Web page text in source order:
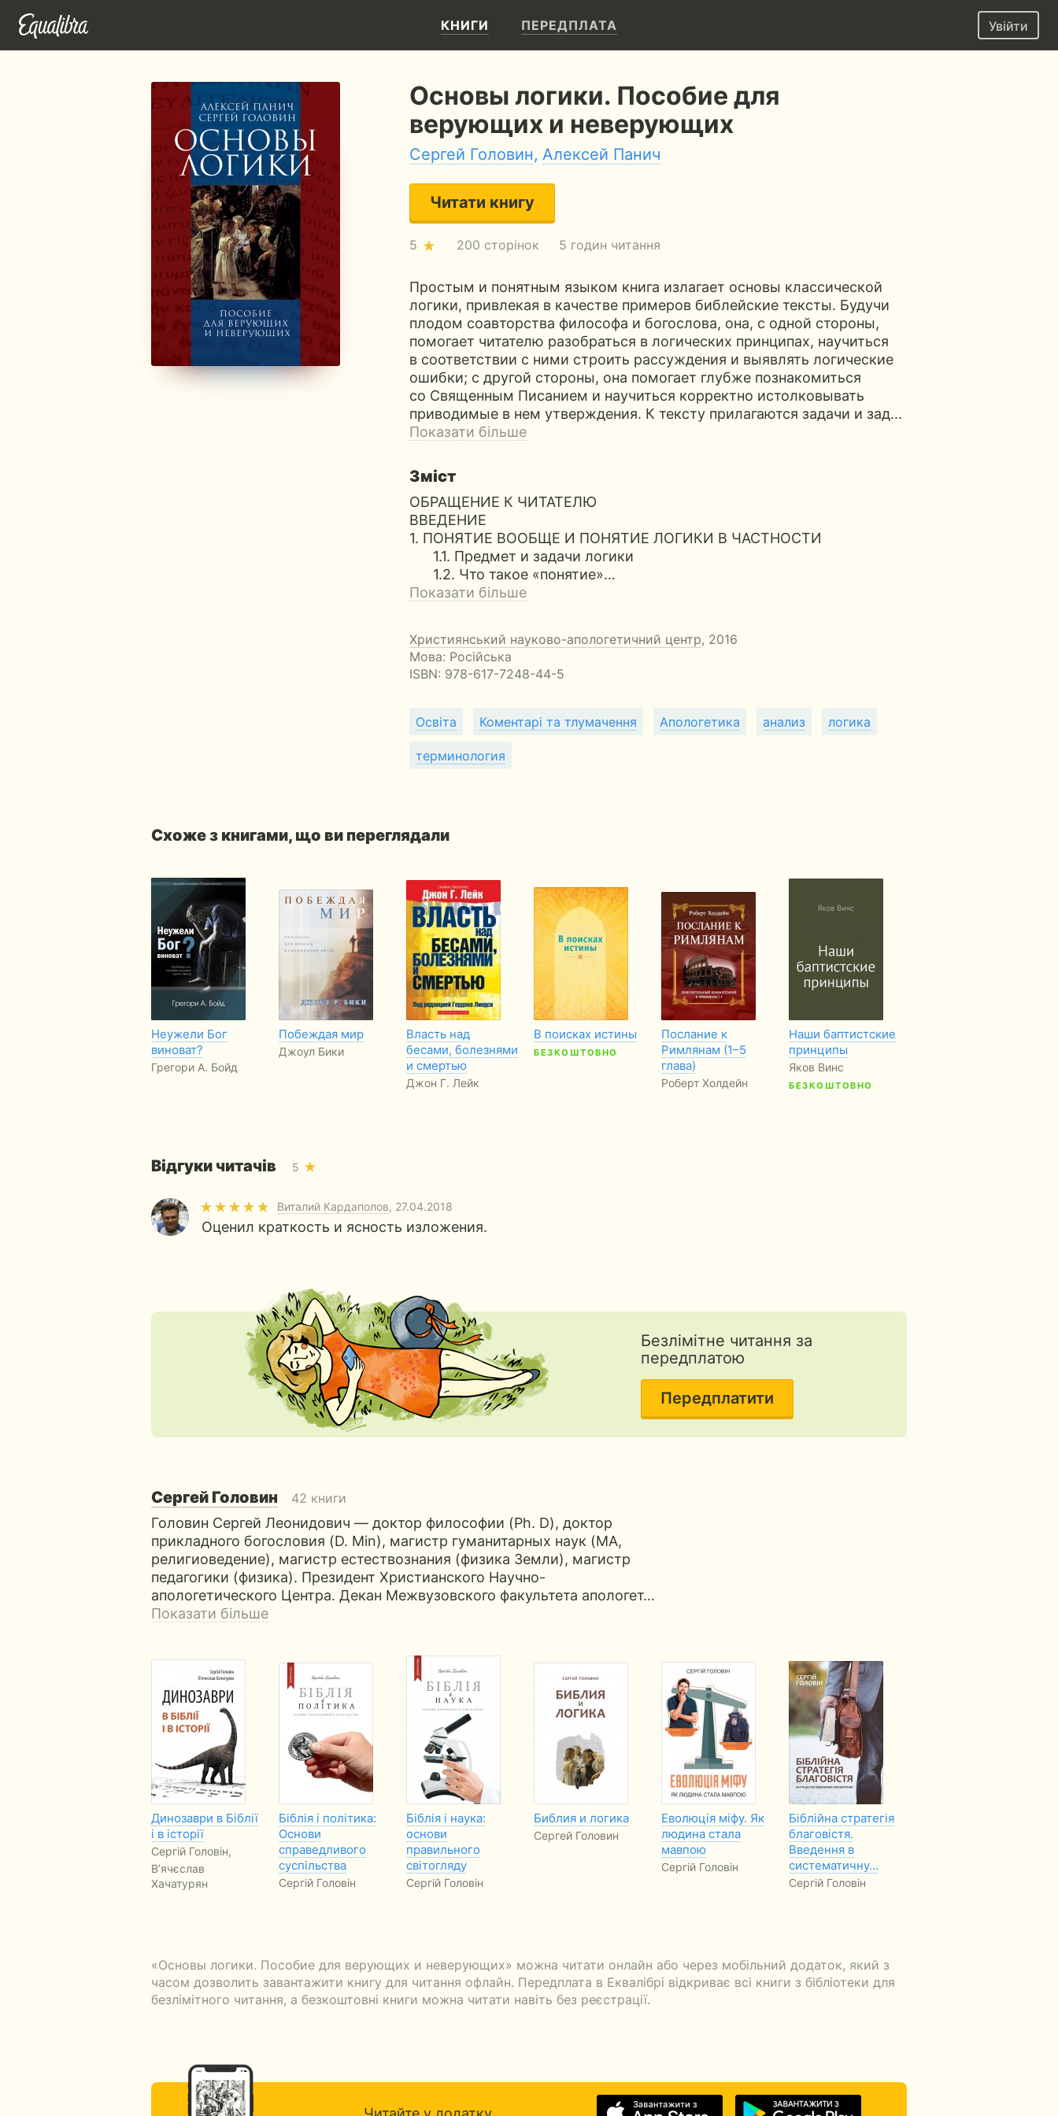
КНИГИ ПЕРЕДПЛАТА Увійти
Основы логики. Пособие для
верующих и неверующих
Сергей Головин, Алексей Панич
Читати книгу
5 200 сторінок 5 годин читання
Простым и понятным языком книга излагает основы классической
логики, привлекая в качестве примеров библейские тексты. Будучи
плодом соавторства философа и богослова, она, с одной стороны,
помогает читателю разобраться в логических принципах, научиться
в соответствии с ними строить рассуждения и выявлять логические
ошибки; с другой стороны, она помогает глубже познакомиться
со Священным Писанием и научиться корректно истолковывать
приводимые в нем утверждения. К тексту прилагаются задачи и зад…
Показати більше
Зміст
ОБРАЩЕНИЕ К ЧИТАТЕЛЮ
ВВЕДЕНИЕ
1. ПОНЯТИЕ ВООБЩЕ И ПОНЯТИЕ ЛОГИКИ В ЧАСТНОСТИ
1.1. Предмет и задачи логики
1.2. Что такое «понятие»…
Показати більше
Християнський науково-апологетичний центр, 2016
Мова: Російська
ISBN: 978-617-7248-44-5
Освіта Коментарі та тлумачення Апологетика анализ логика
терминология
Схоже з книгами, що ви переглядали
Неужели Бог
виноват?
Грегори А. Бойд
Побеждая мир
Джоул Бики
Власть над
бесами, болезнями
и смертью
Джон Г. Лейк
В поисках истины
БЕЗКОШТОВНО
Послание к
Римлянам (1–5
глава)
Роберт Холдейн
Наши баптистские
принципы
Яков Винс
БЕЗКОШТОВНО
Відгуки читачів 5
Виталий Кардаполов, 27.04.2018
Оценил краткость и ясность изложения.
Безлімітне читання за
передплатою
Передплатити
Сергей Головин 42 книги
Головин Сергей Леонидович — доктор философии (Ph. D), доктор
прикладного богословия (D. Min), магистр гуманитарных наук (MA,
религиоведение), магистр естествознания (физика Земли), магистр
педагогики (физика). Президент Христианского Научно-
апологетического Центра. Декан Межвузовского факультета апологет…
Показати більше
Динозаври в Біблії
і в історії
Сергій Головін,
В’ячєслав
Хачатурян
Біблія і політика:
Основи
справедливого
суспільства
Сергій Головін
Біблія і наука:
основи
правильного
світогляду
Сергій Головін
Библия и логика
Сергей Головин
Еволюція міфу. Як
людина стала
мавпою
Сергій Головін
Біблійна стратегія
благовістя.
Введення в
систематичну…
Сергій Головін
«Основы логики. Пособие для верующих и неверующих» можна читати онлайн або через мобільний додаток, який з
часом дозволить завантажити книгу для читання офлайн. Передплата в Еквалібрі відкриває всі книги з бібліотеки для
безлімітного читання, а безкоштовні книги можна читати навіть без реєстрації.